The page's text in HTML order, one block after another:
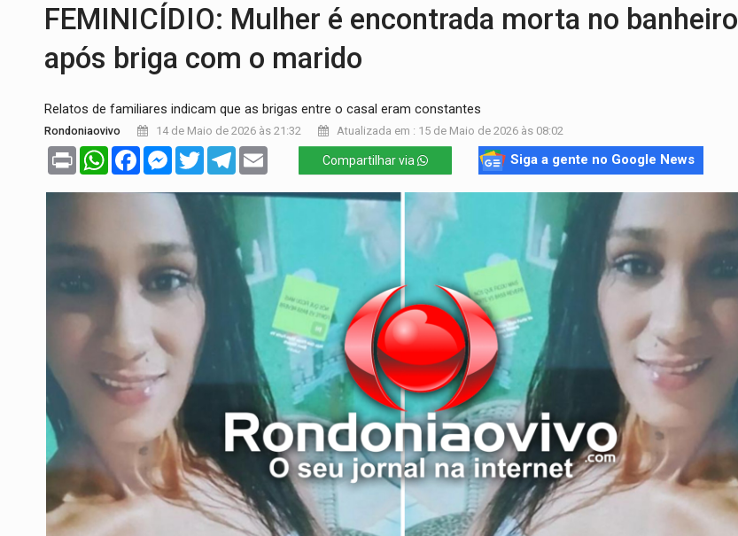
FEMINICÍDIO: Mulher é encontrada morta no banheiro
após briga com o marido
Relatos de familiares indicam que as brigas entre o casal eram constantes
Rondoniaovivo 14 de Maio de 2026 às 21:32 Atualizada em : 15 de Maio de 2026 às 08:02
Print WhatsAppFacebookMessenger
TwitterTelegram Compartilhar via Siga a gente no Google News